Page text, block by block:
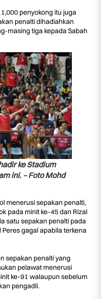
penyokong itu juga
penalti dihadiahkan
masing tiga kepada Sabah
ke Stadium
ini. – Foto Mohd
menerusi sepakan penalti,
pada minit ke-45 dan Rizal
satu sepakan penalti pada
gagal apabila terkena
sepakan penalti yang
pelawat menerusi
ke-91 walaupun sebelum
pengadil.